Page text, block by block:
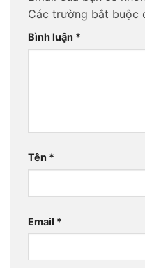
Các trường bắt buộc
Bình luận *
Tên *
Email *